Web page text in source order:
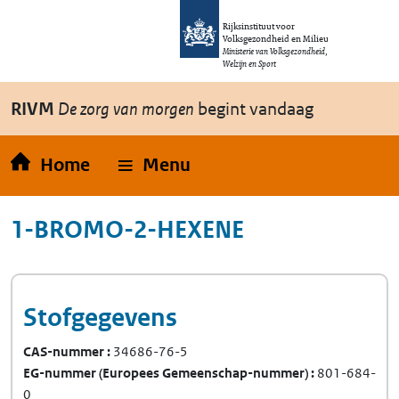
Overslaan en naar de inhoud gaan
Rijksinstituut voor
Volksgezondheid en Milieu
Ministerie van Volksgezondheid,
Welzijn en Sport
RIVM De zorg van morgen begint vandaag
Home Menu
1-BROMO-2-HEXENE
Stofgegevens
CAS-nummer 34686-76-5
EG-nummer(Europees Gemeenschap-nummer) 801-684-
0